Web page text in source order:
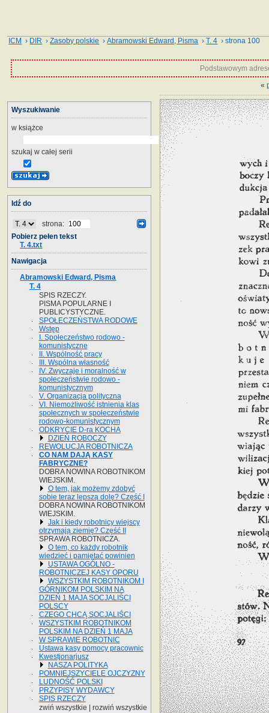
ICM › DIR ›Zasoby polskie ›Abramowski Edward, Pisma ›T. 4 › strona 100
Podstawowym
«
Wyszukiwanie
w książce
szukaj w całej serii
Idź do
strona:
Pobierz pełen tekst
T. 4.txt
Nawigacja
Abramowski Edward, Pisma
T. 4
SPIS RZECZY.
PISMA POPULARNE I
PUBLICYSTYCZNE.
SPOŁECZEŃSTWA RODOWE
Wstęp
I. Społeczeństwo rodowo -
komunistyczne
II. Wspólność pracy
III. Wspólna własność
IV. Zwyczaje i moralność w
społeczeństwie rodowo -
komunistycznym
V. Organizacja polityczna
VI. Niemożliwość istnienia klas
społecznych w społeczeństwie
rodowo-komunistycznym
ODKRYCIE D-ra KOCHA
DZIEŃ ROBOCZY
REWOLUCJA ROBOTNICZA
CO NAM DAJĄ KASY
FABRYCZNE?
DOBRA NOWINA ROBOTNIKOM
WIEJSKIM.
O tem, jak możemy zdobyć
sobie teraz lepszą dolę? Część I
DOBRA NOWINA ROBOTNIKOM
WIEJSKIM.
Jak i kiedy robotnicy wiejscy
otrzymają ziemię? Część II
SPRAWA ROBOTNICZA.
O tem, co każdy robotnik
wiedzieć i pamiętać powinien
USTAWA OGÓLNO -
ROBOTNICZEJ KASY OPORU
WSZYSTKIM ROBOTNIKOM I
GÓRNIKOM POLSKIM NA
DZIEŃ 1 MAJA SOCJALIŚCI
POLSCY
CZEGO CHCĄ SOCJALIŚCI
WSZYSTKIM ROBOTNIKOM
POLSKIM NA DZIEŃ 1 MAJA
W SPRAWIE ROBOTNIC
Ustawa kasy pomocy pracownic
Kwestjonarjusz
NASZA POLITYKA
POMNIEJSZYCIELE OJCZYZNY
LUDNOŚĆ POLSKI
PRZYPISY WYDAWCY
SPIS RZECZY
zwiń wszystkie
rozwiń wszystkie